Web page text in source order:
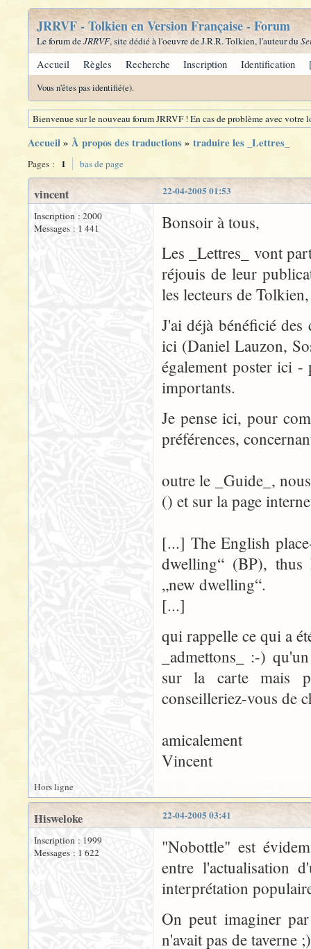
JRRVF - Tolkien en Version Française - Forum
Le forum deJRRVF, site dédié à l'oeuvre de J.R.R. Tolkien, l'auteur du
Accueil Règles Recherche Inscription Identification
Vous n'êtes pas identifié(e).
Bienvenue sur le nouveau forum JRRVF ! En cas de problème avec
Accueil» À propos des traductions» traduire les _Lettres_
Pages : 1 bas de page
22-04-2005 01:53
vincent
Inscription : 2000
Messages : 1 441
Bonsoir à tous,
Les _Lettres_ vont
réjouis de leur
les lecteurs de
J'ai déjà bénéficié des
ici (Daniel Lauzon,
également poster ici -
importants.
Je pense ici, pour
préférences,
outre le _Guide_,
() et sur la page
[...] The English
dwelling“ (BP),
„new dwelling“.
[...]
qui rappelle ce qui a
_admettons_ :-)
sur la carte mais
conseilleriez-vous de
amicalement
Vincent
Hors ligne
22-04-2005 03:41
Hisweloke
Inscription : 1999
Messages : 1 622
"Nobottle" est
entre l'actualisation
interprétation
On peut imaginer
n'avait pas de taverne ;)